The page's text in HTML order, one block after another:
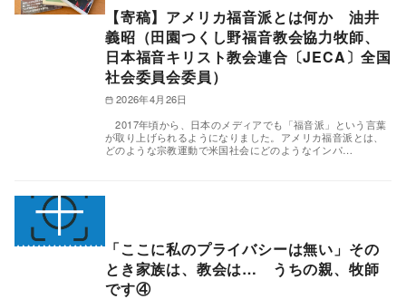
【寄稿】アメリカ福音派とは何か 油井
義昭（田園つくし野福音教会協力牧師、
日本福音キリスト教会連合〔JECA〕全国
社会委員会委員）
2026年4月26日
2017年頃から、日本のメディアでも「福音派」という言葉
が取り上げられるようになりました。アメリカ福音派とは、
どのような宗教運動で米国社会にどのようなインパ…
「ここに私のプライバシーは無い」その
とき家族は、教会は… うちの親、牧師
です④